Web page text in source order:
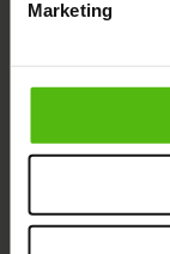
Marketing